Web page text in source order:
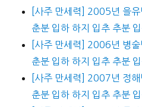
[사주 만세력] 2005년 을
춘분 입하 하지 입추 추분 입
[사주 만세력] 2006년 병
춘분 입하 하지 입추 추분 입
[사주 만세력] 2007년 정
춘분 입하 하지 입추 추분 입